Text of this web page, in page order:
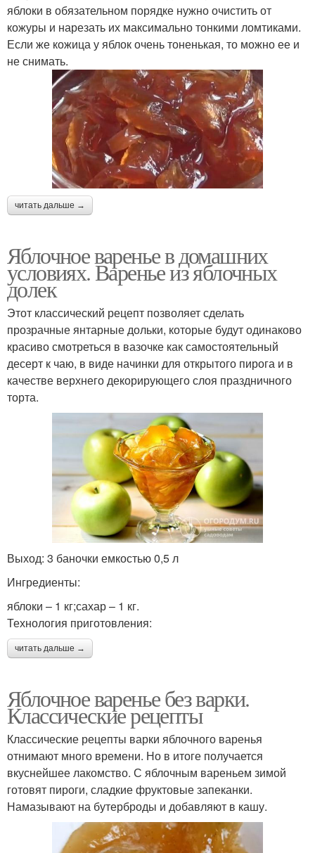
яблоки в обязательном порядке нужно очистить от
кожуры и нарезать их максимально тонкими ломтиками.
Если же кожица у яблок очень тоненькая, то можно ее и
не снимать.
читать дальше →
Яблочное варенье в домашних
условиях. Варенье из яблочных
долек
Этот классический рецепт позволяет сделать
прозрачные янтарные дольки, которые будут одинаково
красиво смотреться в вазочке как самостоятельный
десерт к чаю, в виде начинки для открытого пирога и в
качестве верхнего декорирующего слоя праздничного
торта.
Выход: 3 баночки емкостью 0,5 л
Ингредиенты:
яблоки – 1 кг;сахар – 1 кг.
Технология приготовления:
читать дальше →
Яблочное варенье без варки.
Классические рецепты
Классические рецепты варки яблочного варенья
отнимают много времени. Но в итоге получается
вкуснейшее лакомство. С яблочным вареньем зимой
готовят пироги, сладкие фруктовые запеканки.
Намазывают на бутерброды и добавляют в кашу.